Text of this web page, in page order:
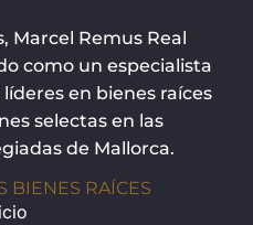
Marcel Remus Real
como un especialista
en bienes raíces
selectas en las
de Mallorca.
BIENES RAÍCES